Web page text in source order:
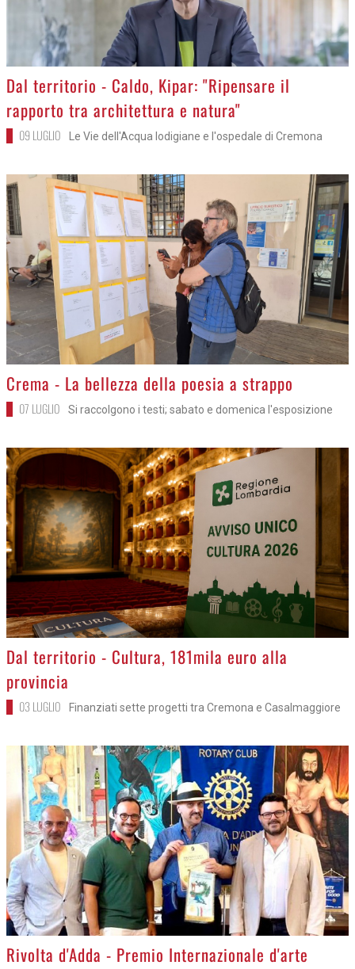
>
Dal territorio - Caldo, Kipar: "Ripensare il
rapporto tra architettura e natura"
09 LUGLIO Le Vie dell'Acqua lodigiane e l'ospedale di Cremona
>
Crema - La bellezza della poesia a strappo
07 LUGLIO Si raccolgono i testi; sabato e domenica l'esposizione
>
Dal territorio - Cultura, 181mila euro alla
provincia
03 LUGLIO Finanziati sette progetti tra Cremona e Casalmaggiore
>
Rivolta d'Adda - Premio Internazionale d'arte